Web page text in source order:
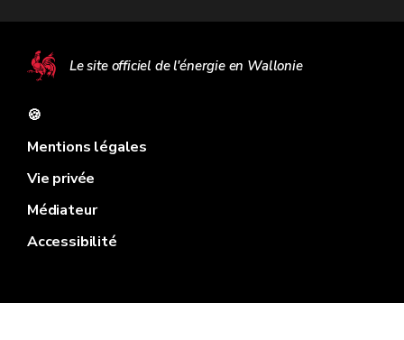
Le site officiel de l'énergie en Wallonie
🍪
Mentions légales
Vie privée
Médiateur
Accessibilité